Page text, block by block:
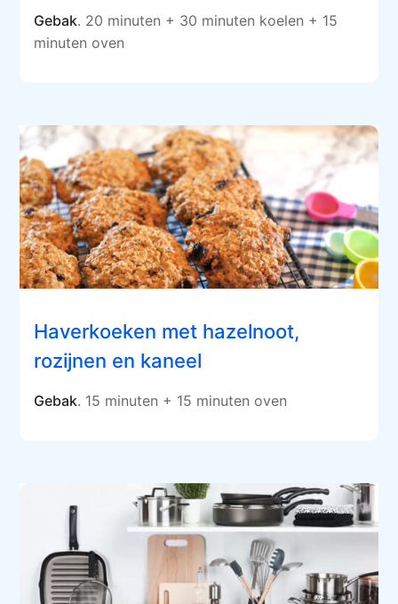
Gebak. 20 minuten + 30 minuten koelen + 15
minuten oven
Haverkoeken met hazelnoot,
rozijnen en kaneel
Gebak. 15 minuten + 15 minuten oven